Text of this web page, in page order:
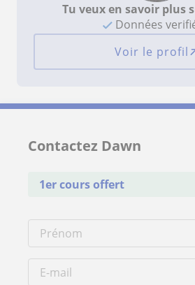
Tu veux en savoir plus
Données
Voir le profil
Contactez Dawn
1er cours offert